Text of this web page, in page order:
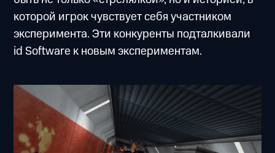
которой игрок чувствует себя участником
эксперимента. Эти конкуренты подталкивали
id Software к новым экспериментам.